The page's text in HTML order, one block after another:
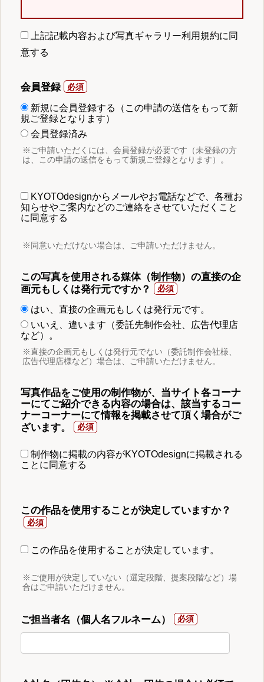
上記記載内容および写真ギャラリー利用規約に同
意する
会員登録
新規に会員登録する（この申請の送信をもって新
規ご登録となります）
会員登録済み
※ご申請いただくには、会員登録が必要です（未登録の方
は、この申請の送信をもって新規ご登録となります）。
KYOTOdesignからメールやお電話などで、各種お
知らせやご案内などのご連絡をさせていただくこと
に同意する
※同意いただけない場合は、ご申請いただけません。
この写真を使用される媒体（制作物）の直接の企
画元もしくは発行元ですか？
はい、直接の企画元もしくは発行元です。
いいえ、違います（委託先制作会社、広告代理店
など）。
※直接の企画元もしくは発行元でない（委託制作会社様、
広告代理店様など）場合は、ご申請いただけません。
写真作品をご使用の制作物が、当サイト各コーナ
ーにてご紹介できる内容の場合は、該当するコー
ナーコーナーにて情報を掲載させて頂く場合がご
ざいます。
制作物に掲載の内容がKYOTOdesignに掲載される
ことに同意する
この作品を使用することが決定していますか？
この作品を使用することが決定しています。
※ご使用が決定していない（選定段階、提案段階など）場
合はご申請いただけません。
ご担当者名（個人名フルネーム）